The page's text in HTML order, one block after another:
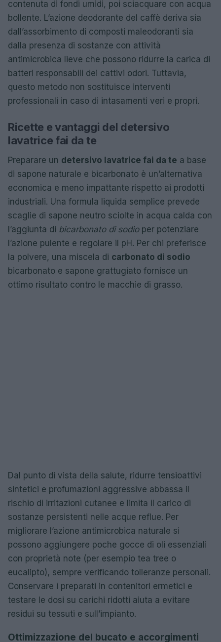
contenuta di fondi umidi, poi sciacquare con acqua
bollente. L’azione deodorante del caffè deriva sia
dall’assorbimento di composti maleodoranti sia
dalla presenza di sostanze con attività
antimicrobica lieve che possono ridurre la carica di
batteri responsabili dei cattivi odori. Tuttavia,
questo metodo non sostituisce interventi
professionali in caso di intasamenti veri e propri.
Ricette e vantaggi del detersivo
lavatrice fai da te
Preparare un detersivo lavatrice fai da te a base
di sapone naturale e bicarbonato è un’alternativa
economica e meno impattante rispetto ai prodotti
industriali. Una formula liquida semplice prevede
scaglie di sapone neutro sciolte in acqua calda con
l’aggiunta di bicarbonato di sodioper potenziare
l’azione pulente e regolare il pH. Per chi preferisce
la polvere, una miscela di carbonato di sodio
bicarbonato e sapone grattugiato fornisce un
ottimo risultato contro le macchie di grasso.
Dal punto di vista della salute, ridurre tensioattivi
sintetici e profumazioni aggressive abbassa il
rischio di irritazioni cutanee e limita il carico di
sostanze persistenti nelle acque reflue. Per
migliorare l’azione antimicrobica naturale si
possono aggiungere poche gocce di oli essenziali
con proprietà note (per esempio tea tree o
eucalipto), sempre verificando tolleranze personali.
Conservare i preparati in contenitori ermetici e
testare le dosi su carichi ridotti aiuta a evitare
residui su tessuti e sull’impianto.
Ottimizzazione del bucato e accorgimenti